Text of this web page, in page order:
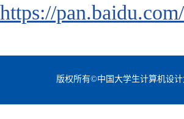
https://
版权所有©中国大学生计算机设